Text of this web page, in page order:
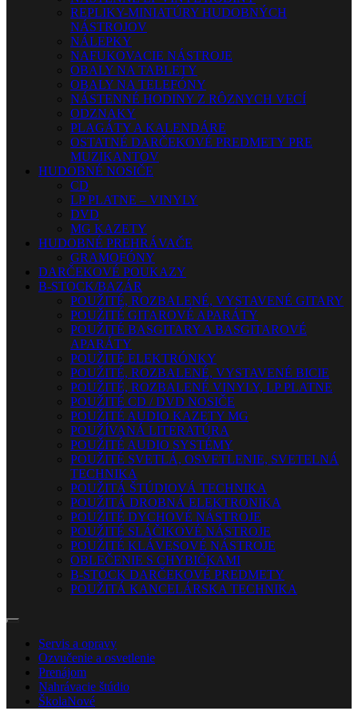
REPLIKY-MINIATÚRY HUDOBNÝCH
NÁSTROJOV
NÁLEPKY
NAFUKOVACIE NÁSTROJE
OBALY NA TABLETY
OBALY NA TELEFÓNY
NÁSTENNÉ HODINY Z RÔZNYCH VECÍ
ODZNAKY
PLAGÁTY A KALENDÁRE
OSTATNÉ DARČEKOVÉ PREDMETY PRE
MUZIKANTOV
HUDOBNÉ NOSIČE
CD
LP PLATNE – VINYLY
DVD
MG KAZETY
HUDOBNÉ PREHRÁVAČE
GRAMOFÓNY
DARČEKOVÉ POUKAZY
B-STOCK/BAZÁR
POUŽITÉ, ROZBALENÉ, VYSTAVENÉ GITARY
POUŽITÉ GITAROVÉ APARÁTY
POUŽITÉ BASGITARY A BASGITAROVÉ
APARÁTY
POUŽITÉ ELEKTRÓNKY
POUŽITÉ, ROZBALENÉ, VYSTAVENÉ BICIE
POUŽITÉ, ROZBALENÉ VINYLY, LP PLATNE
POUŽITÉ CD / DVD NOSIČE
POUŽITÉ AUDIO KAZETY MG
POUŽÍVANÁ LITERATÚRA
POUŽITÉ AUDIO SYSTÉMY
POUŽITÉ SVETLÁ, OSVETLENIE, SVETELNÁ
TECHNIKA
POUŽITÁ ŠTÚDIOVÁ TECHNIKA
POUŽITÁ DROBNÁ ELEKTRONIKA
POUŽITÉ DYCHOVÉ NÁSTROJE
POUŽITÉ SLÁČIKOVÉ NÁSTROJE
POUŽITÉ KLÁVESOVÉ NÁSTROJE
OBLEČENIE S CHYBIČKAMI
B-STOCK DARČEKOVÉ PREDMETY
POUŽITÁ KANCELÁRSKA TECHNIKA
Servis a opravy
Ozvučenie a osvetlenie
Prenájom
Nahrávacie štúdio
ŠkolaNové